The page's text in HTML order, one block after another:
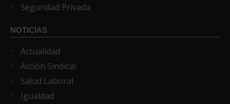
Seguridad Privada
NOTICIAS
Actualidad
Acción Sindical
Salud Laboral
Igualdad